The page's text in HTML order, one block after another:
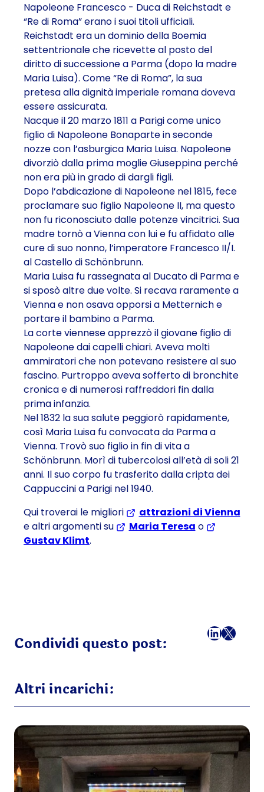
Napoleone Francesco - Duca di Reichstadt e
“Re di Roma” erano i suoi titoli ufficiali.
Reichstadt era un dominio della Boemia
settentrionale che ricevette al posto del
diritto di successione a Parma (dopo la madre
Maria Luisa). Come “Re di Roma”, la sua
pretesa alla dignità imperiale romana doveva
essere assicurata.
Nacque il 20 marzo 1811 a Parigi come unico
figlio di Napoleone Bonaparte in seconde
nozze con l’asburgica Maria Luisa. Napoleone
divorziò dalla prima moglie Giuseppina perché
non era più in grado di dargli figli.
Dopo l’abdicazione di Napoleone nel 1815, fece
proclamare suo figlio Napoleone II, ma questo
non fu riconosciuto dalle potenze vincitrici. Sua
madre tornò a Vienna con lui e fu affidato alle
cure di suo nonno, l’imperatore Francesco II/I.
al Castello di Schönbrunn.
Maria Luisa fu rassegnata al Ducato di Parma e
si sposò altre due volte. Si recava raramente a
Vienna e non osava opporsi a Metternich e
portare il bambino a Parma.
La corte viennese apprezzò il giovane figlio di
Napoleone dai capelli chiari. Aveva molti
ammiratori che non potevano resistere al suo
fascino. Purtroppo aveva sofferto di bronchite
cronica e di numerosi raffreddori fin dalla
prima infanzia.
Nel 1832 la sua salute peggiorò rapidamente,
così Maria Luisa fu convocata da Parma a
Vienna. Trovò suo figlio in fin di vita a
Schönbrunn. Morì di tubercolosi all’età di soli 21
anni. Il suo corpo fu trasferito dalla cripta dei
Cappuccini a Parigi nel 1940.
Qui troverai le migliori
attrazioni di Vienna
e altri argomenti su
Maria Teresa o
Gustav Klimt.
Condividi questo post:
Facebook
LinkedIn
X
Altri incarichi: